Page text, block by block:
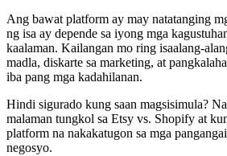
Ang bawat platform ay may natatanging
ng isa ay depende sa iyong mga
kaalaman. Kailangan mo ring isaalang-
madla, diskarte sa marketing, at
iba pang mga kadahilanan.
Hindi sigurado kung saan magsisimula?
malaman tungkol sa Etsy vs. Shopify at
platform na nakakatugon sa mga
negosyo.